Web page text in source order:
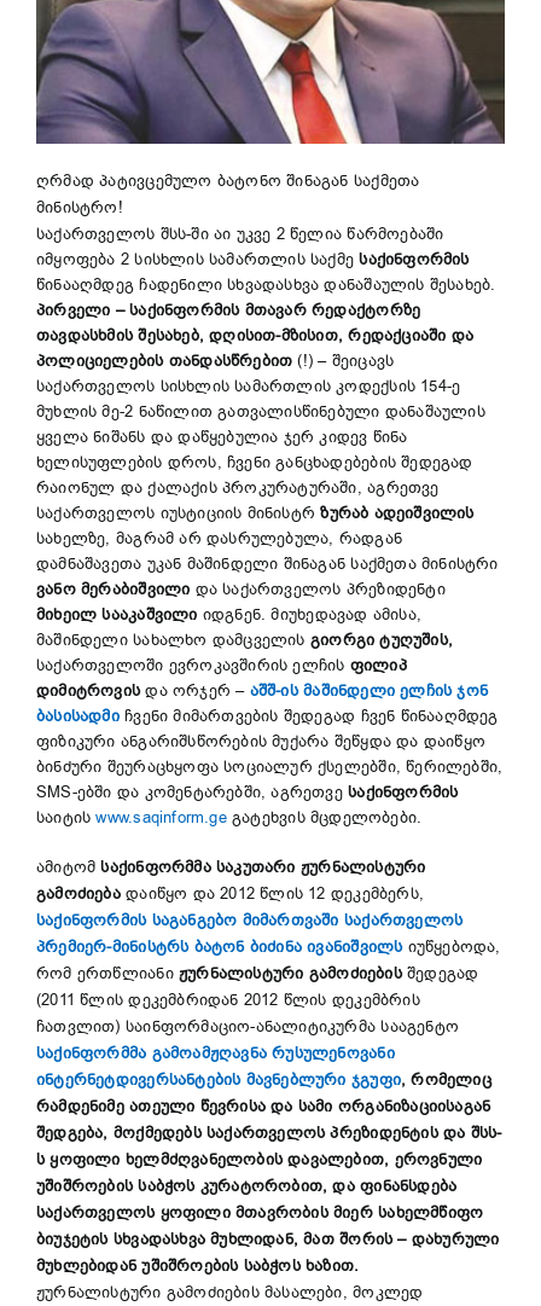
ღრმად პატივცემულო ბატონო შინაგან საქმეთა
მინისტრო!
საქართველოს შსს-ში აი უკვე 2 წელია წარმოებაში
იმყოფება 2 სისხლის სამართლის საქმესაქინფორმის
წინააღმდეგ ჩადენილი სხვადასხვა დანაშაულის შესახებ.
პირველი – საქინფორმის მთავარ რედაქტორზე
თავდასხმის შესახებ, დღისით-მზისით, რედაქციაში და
პოლიციელების თანდასწრებით (!) – შეიცავს
საქართველოს სისხლის სამართლის კოდექსის 154-ე
მუხლის მე-2 ნაწილით გათვალისწინებული დანაშაულის
ყველა ნიშანს და დაწყებულია ჯერ კიდევ წინა
ხელისუფლების დროს, ჩვენი განცხადებების შედეგად
რაიონულ და ქალაქის პროკურატურაში, აგრეთვე
საქართველოს იუსტიციის მინისტრზურაბ ადეიშვილის
სახელზე, მაგრამ არ დასრულებულა, რადგან
დამნაშავეთა უკან მაშინდელი შინაგან საქმეთა მინისტრი
ვანო მერაბიშვილი და საქართველოს პრეზიდენტი
მიხეილ სააკაშვილი იდგნენ. მიუხედავად ამისა,
მაშინდელი სახალხო დამცველის გიორგი ტუღუშის,
საქართველოში ევროკავშირის ელჩის ფილიპ
დიმიტროვისდა ორჯერ – აშშ-ის მაშინდელი ელჩის ჯონ
ბასისადმიჩვენი მიმართვების შედეგად ჩვენ წინააღმდეგ
ფიზიკური ანგარიშსწორების მუქარა შეწყდა და დაიწყო
ბინძური შეურაცხყოფა სოციალურ ქსელებში, წერილებში,
SMS-ებში და კომენტარებში, აგრეთვესაქინფორმის
საიტისwww.saqinform.geგატეხვის მცდელობები.
ამიტომსაქინფორმმა საკუთარი ჟურნალისტური
გამოძიებადაიწყო და 2012 წლის 12 დეკემბერს,
საქინფორმის საგანგებო მიმართვაში საქართველოს
პრემიერ-მინისტრს ბატონ ბიძინა ივანიშვილსიუწყებოდა,
რომ ერთწლიანი ჟურნალისტური გამოძიებისშედეგად
(2011 წლის დეკემბრიდან 2012 წლის დეკემბრის
ჩათვლით) საინფორმაციო-ანალიტიკურმა სააგენტო
საქინფორმმა გამოამჟღავნა რუსულენოვანი
ინტერნეტდივერსანტების მავნებლური ჯგუფი, რომელიც
რამდენიმე ათეული წევრისა და სამი ორგანიზაციისაგან
შედგება, მოქმედებს საქართველოს პრეზიდენტის და შსს-
ს ყოფილი ხელმძღვანელობის დავალებით, ეროვნული
უშიშროების საბჭოს კურატორობით, და ფინანსდება
საქართველოს ყოფილი მთავრობის მიერ სახელმწიფო
ბიუჯეტის სხვადასხვა მუხლიდან, მათ შორის – დახურული
მუხლებიდან უშიშროების საბჭოს ხაზით.
ჟურნალისტური გამოძიების მასალები, მოკლედ